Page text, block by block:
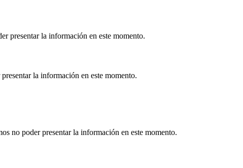
presentar la información en este momento.
la información en este momento.
no poder presentar la información en este momento.